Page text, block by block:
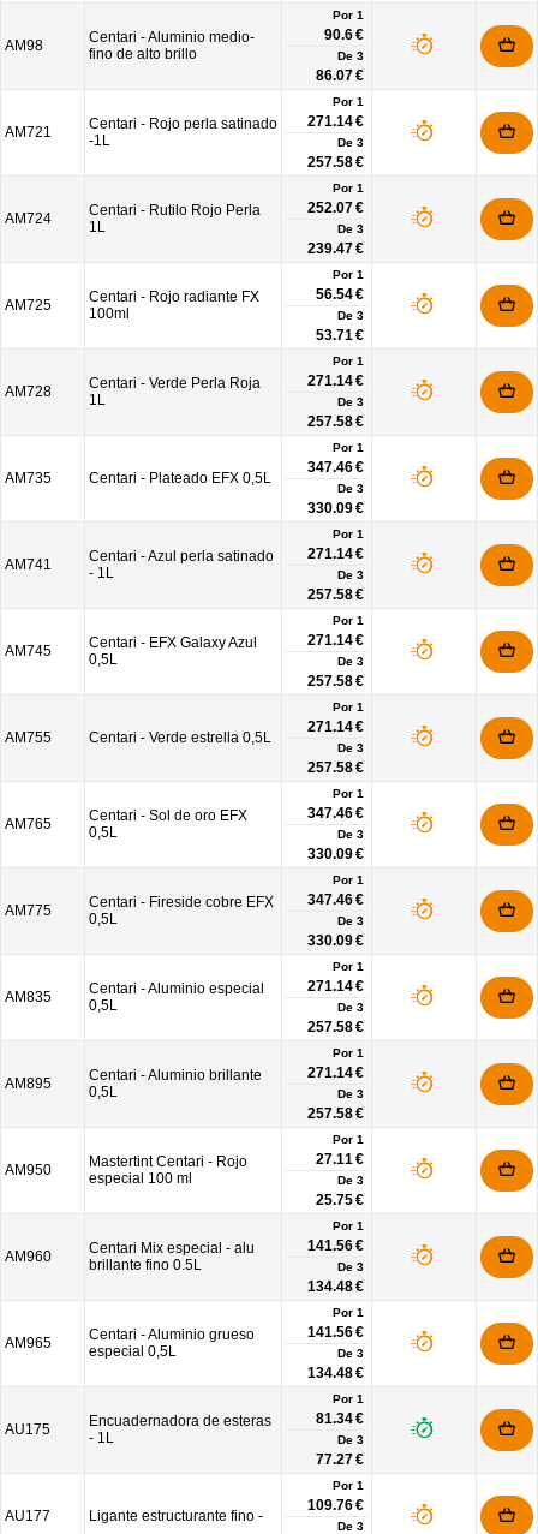
AM98
Centari - Aluminio medio-
fino de alto brillo
Por 1
90.6 €
De 3
86.07 €
AM721
Centari - Rojo perla satinado
-1L
Por 1
271.14 €
De 3
257.58 €
AM724
Centari - Rutilo Rojo Perla
1L
Por 1
252.07 €
De 3
239.47 €
AM725
Centari - Rojo radiante FX
100ml
Por 1
56.54 €
De 3
53.71 €
AM728
Centari - Verde Perla Roja
1L
Por 1
271.14 €
De 3
257.58 €
AM735 Centari - Plateado EFX 0,5L
Por 1
347.46 €
De 3
330.09 €
AM741
Centari - Azul perla satinado
- 1L
Por 1
271.14 €
De 3
257.58 €
AM745
Centari - EFX Galaxy Azul
0,5L
Por 1
271.14 €
De 3
257.58 €
AM755 Centari - Verde estrella 0,5L
Por 1
271.14 €
De 3
257.58 €
AM765
Centari - Sol de oro EFX
0,5L
Por 1
347.46 €
De 3
330.09 €
AM775
Centari - Fireside cobre EFX
0,5L
Por 1
347.46 €
De 3
330.09 €
AM835
Centari - Aluminio especial
0,5L
Por 1
271.14 €
De 3
257.58 €
AM895
Centari - Aluminio brillante
0,5L
Por 1
271.14 €
De 3
257.58 €
AM950
Mastertint Centari - Rojo
especial 100 ml
Por 1
27.11 €
De 3
25.75 €
AM960
Centari Mix especial - alu
brillante fino 0.5L
Por 1
141.56 €
De 3
134.48 €
AM965
Centari - Aluminio grueso
especial 0,5L
Por 1
141.56 €
De 3
134.48 €
AU175
Encuadernadora de esteras
- 1L
Por 1
81.34 €
De 3
77.27 €
AU177 Ligante estructurante fino -
Por 1
109.76 €
De 3